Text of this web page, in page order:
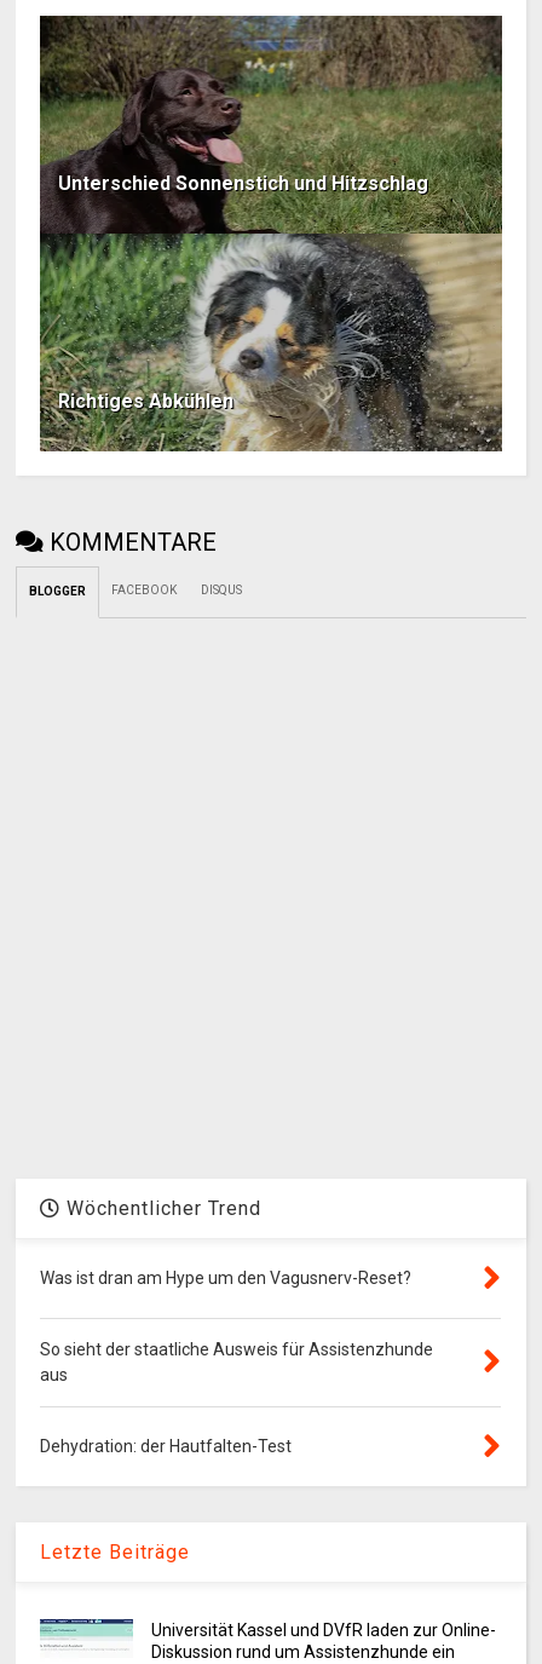
Unterschied Sonnenstich und Hitzschlag
Richtiges Abkühlen
KOMMENTARE
BLOGGER FACEBOOK DISQUS
Wöchentlicher Trend
Was ist dran am Hype um den Vagusnerv-Reset?
So sieht der staatliche Ausweis für Assistenzhunde
aus
Dehydration: der Hautfalten-Test
Letzte Beiträge
Universität Kassel und DVfR laden zur Online-
Diskussion rund um Assistenzhunde ein